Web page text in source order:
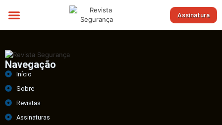
Assinatura
Navegação
Início
Sobre
Revistas
Assinaturas